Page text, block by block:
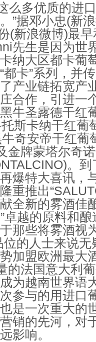
多优质的进
”据邓小忠(新
(新浪微博)最
先生是因为世
纳大区都卡葡
都卡”系列，并
产业链拓宽产
合作，引进一
牛圣露德干红
斯卡纳干红葡
奇安帝干红葡
金牌蒙塔尔奇
。
爆特大喜讯，
重推出
全新的雾酒佳
卓越的原料和
那些将雾酒视
位的人士来说
加盟欧洲最大
的法国意大利
为越南世界语
参与的用进口
是一次重大的
销的先河，对
影响。